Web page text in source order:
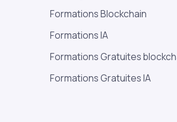
Formations Blockchain
Formations IA
Formations Gratuites
Formations Gratuites IA